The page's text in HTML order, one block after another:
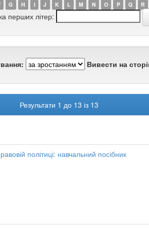
G H I J K L M N O P Q R
перших літер:
Вивести на
Результати 1 до 13 із 13
політиці: навчальний посібник